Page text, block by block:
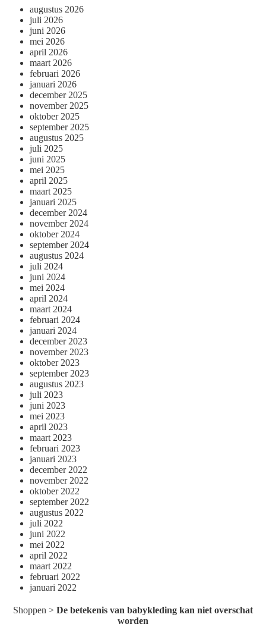
augustus 2026
juli 2026
juni 2026
mei 2026
april 2026
maart 2026
februari 2026
januari 2026
december 2025
november 2025
oktober 2025
september 2025
augustus 2025
juli 2025
juni 2025
mei 2025
april 2025
maart 2025
januari 2025
december 2024
november 2024
oktober 2024
september 2024
augustus 2024
juli 2024
juni 2024
mei 2024
april 2024
maart 2024
februari 2024
januari 2024
december 2023
november 2023
oktober 2023
september 2023
augustus 2023
juli 2023
juni 2023
mei 2023
april 2023
maart 2023
februari 2023
januari 2023
december 2022
november 2022
oktober 2022
september 2022
augustus 2022
juli 2022
juni 2022
mei 2022
april 2022
maart 2022
februari 2022
januari 2022
Shoppen > De betekenis van babykleding kan niet overschat
worden